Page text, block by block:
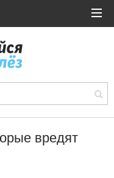
вредят